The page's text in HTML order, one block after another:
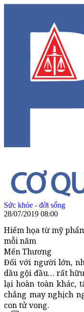
Sức khỏe - đời sống
28/07/2019 08:00
Hiểm họa từ mỹ
mỗi năm
Mến Thương
Đối với người lớn,
dầu gội đầu… rất
lại hoàn toàn khác,
chẳng may nghịch
con tử vong.